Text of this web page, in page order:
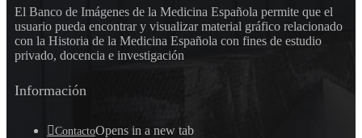
El Banco de Imágenes de la Medicina Española permite que el
usuario pueda encontrar y visualizar material gráfico relacionado
con la Historia de la Medicina Española con fines de estudio
privado, docencia e investigación
Información
ContactoOpens in a new tab